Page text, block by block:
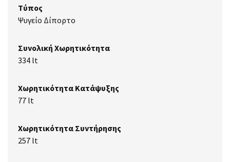
Τύπος
Ψυγείο Δίπορτο
Συνολική Χωρητικότητα
334 lt
Χωρητικότητα Κατάψυξης
77 lt
Χωρητικότητα Συντήρησης
257 lt